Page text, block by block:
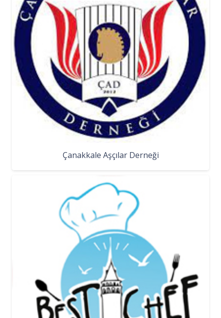
Çanakkale Aşçılar Derneği